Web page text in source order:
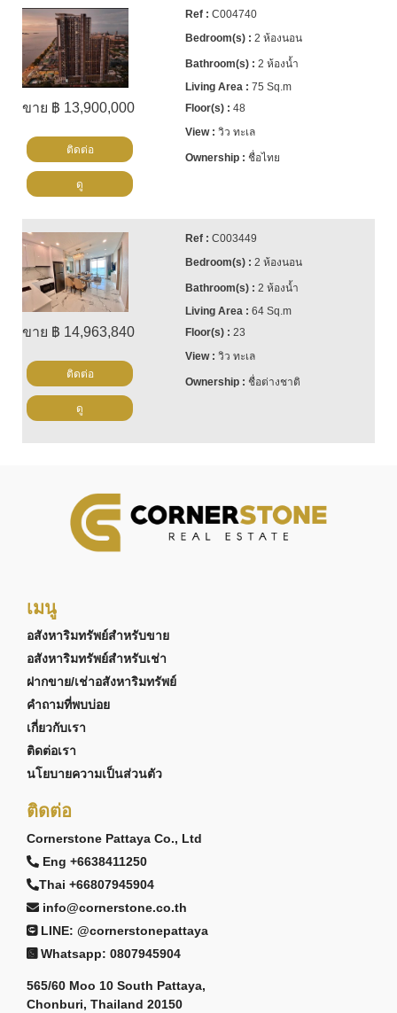
ขาย ฿ 13,900,000
C004740
2 ห้องนอน
2 ห้องน้ำ
75 Sq.m
48
วิว ทะเล
ชื่อไทย
ติดต่อ
ดู
ขาย ฿ 14,963,840
C003449
2 ห้องนอน
2 ห้องน้ำ
64 Sq.m
23
วิว ทะเล
ชื่อต่างชาติ
ติดต่อ
ดู
เมนู
อสังหาริมทรัพย์สำหรับขาย
อสังหาริมทรัพย์สำหรับเช่า
ฝากขาย/เช่าอสังหาริมทรัพย์
คำถามที่พบบ่อย
เกี่ยวกับเรา
ติดต่อเรา
นโยบายความเป็นส่วนตัว
ติดต่อ
Cornerstone Pattaya Co., Ltd
Eng +6638411250
Thai +66807945904
info@cornerstone.co.th
LINE: @cornerstonepattaya
Whatsapp: 0807945904
565/60 Moo 10 South Pattaya,
Chonburi, Thailand 20150